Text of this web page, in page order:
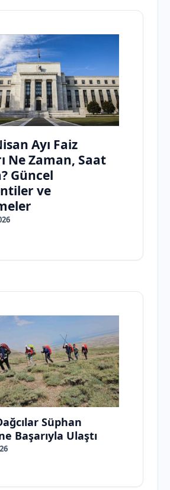
Ayı Faiz
Ne Zaman, Saat
Güncel
ve
Süphan
Başarıyla Ulaştı